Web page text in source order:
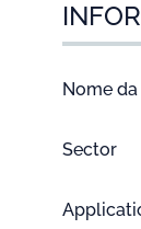
Nome
Sector